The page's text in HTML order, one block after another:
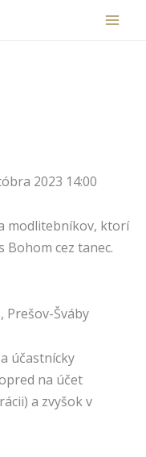
2023 14:00
modlitebníkov, ktorí
cez tanec.
Prešov-Šváby
účastnícky
na účet
a zvyšok v